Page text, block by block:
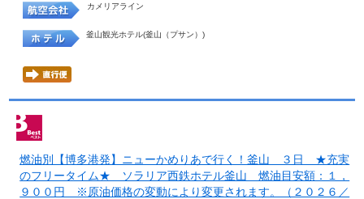
カメリアライン
釜山観光ホテル(釜山（プサン）)
燃油別【博多港発】ニューかめりあで行く！釜山 ３日 ★充実
のフリータイム★ ソラリア西鉄ホテル釜山 燃油目安額：１，
９００円 ※原油価格の変動により変更されます。（２０２６／